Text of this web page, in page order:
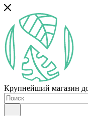
Крупнейший магазин